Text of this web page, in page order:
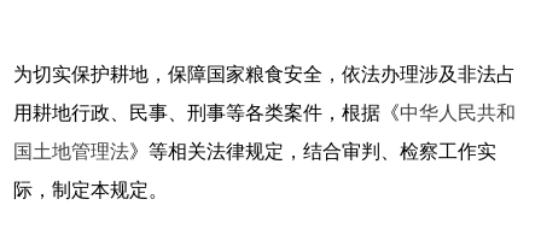
为切实保护耕地，保障国家粮食安全，依法办理涉及非法占
用耕地行政、民事、刑事等各类案件，根据《中华人民共和
国土地管理法》等相关法律规定，结合审判、检察工作实
际，制定本规定。